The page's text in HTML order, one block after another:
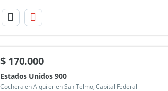
$170.000
Estados Unidos 900
Cochera en Alquiler en San Telmo, Capital Federal